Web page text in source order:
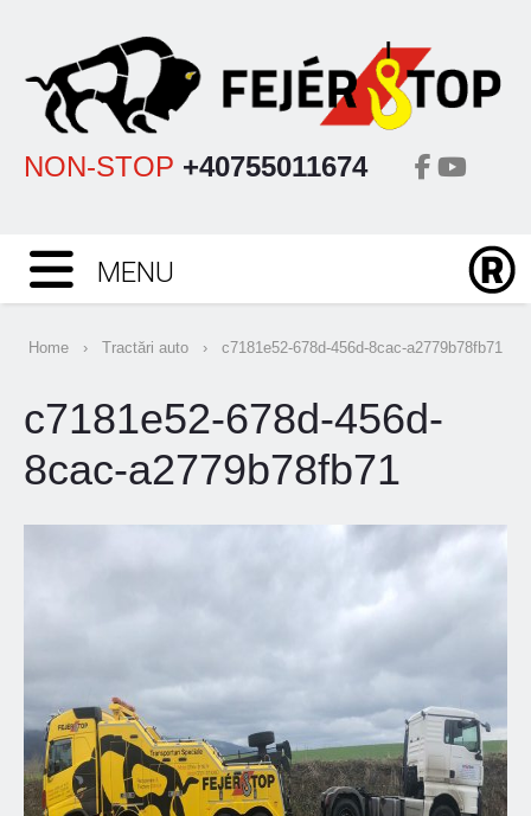
NON-STOP +40755011674
MENU
Home › Tractări auto › c7181e52-678d-456d-8cac-a2779b78fb71
c7181e52-678d-456d-
8cac-a2779b78fb71